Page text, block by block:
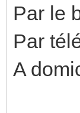
Par le
Par
A